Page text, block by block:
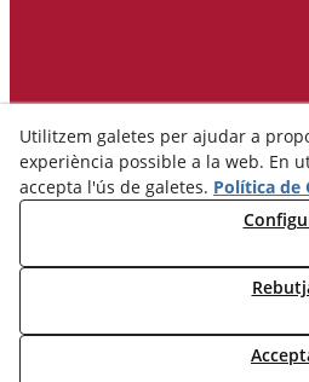
© 08/2026 Ceràmica Belianes -
Utilitzem galetes per ajudar a
experiència possible a la web. En
accepta l'ús de galetes. Política de